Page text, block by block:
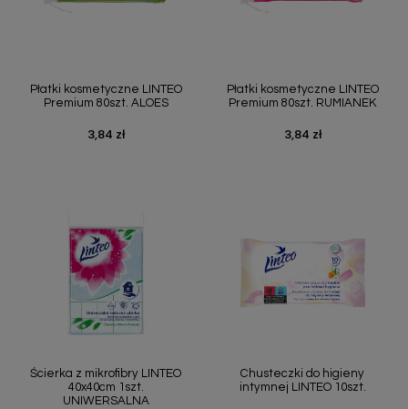
Płatki kosmetyczne LINTEO
Premium 80szt. ALOES
Cena
3,84 zł
Płatki kosmetyczne LINTEO
Premium 80szt. RUMIANEK
Cena
3,84 zł
Ścierka z mikrofibry LINTEO
40x40cm 1szt.
UNIWERSALNA
Chusteczki do higieny
intymnej LINTEO 10szt.